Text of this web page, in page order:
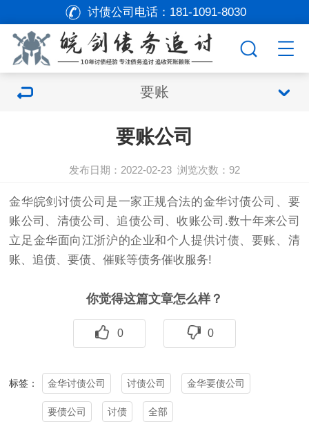
讨债公司电话： 181-1091-8030
要账
要账公司
发布日期：2022-02-23 浏览次数： 92
金华皖剑 讨债公司 是一家正规合法的金华讨债公司 、 要
账公司 、清债公司、追债公司、收账公司.数十年来公司
立足金华面向江浙沪的企业和个人提供讨债、要账、清
账、追债、要债、催账等债务催收服务!
你觉得这篇文章怎么样？
0 0
标签： 金华讨债公司 讨债公司 金华要债公司
要债公司 讨债 全部